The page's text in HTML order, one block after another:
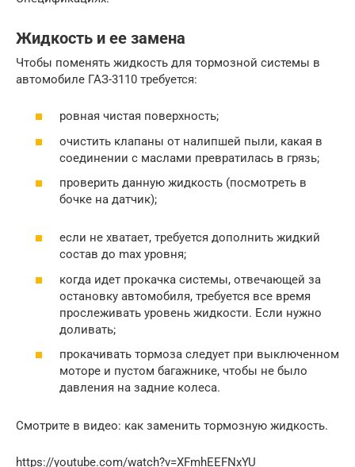
Жидкость и ее замена
Чтобы поменять жидкость для тормозной системы в
автомобиле ГАЗ-3110 требуется:
ровная чистая поверхность;
очистить клапаны от налипшей пыли, какая в
соединении с маслами превратилась в грязь;
проверить данную жидкость (посмотреть в
бочке на датчик);
если не хватает, требуется дополнить жидкий
состав до max уровня;
когда идет прокачка системы, отвечающей за
остановку автомобиля, требуется все время
прослеживать уровень жидкости. Если нужно
доливать;
прокачивать тормоза следует при выключенном
моторе и пустом багажнике, чтобы не было
давления на задние колеса.
Смотрите в видео: как заменить тормозную жидкость.
https://youtube.com/watch?v=XFmhEEFNxYU